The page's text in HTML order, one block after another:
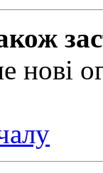
нові